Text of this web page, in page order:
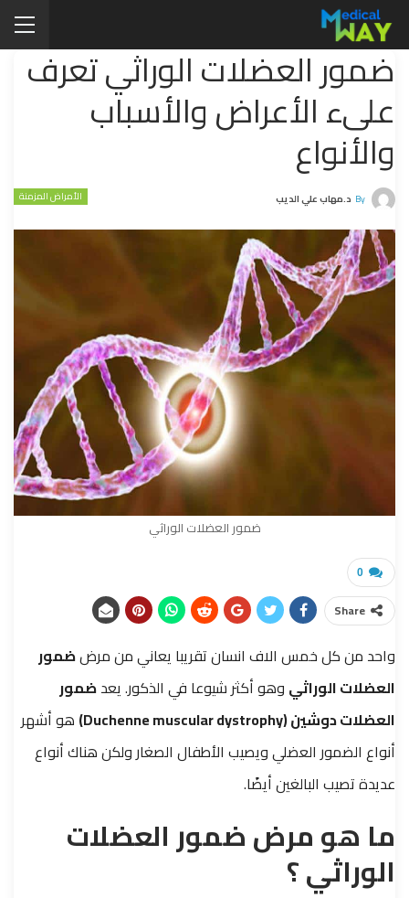
ضمور العضلات الوراثي تعرف
علىء الأعراض والأسباب
والأنواع
الأمراض المزمنة By د.مهاب علي الديب
ضمور العضلات الوراثي
0
Share
واحد من كل خمس الاف انسان تقريبا يعاني من مرضضمور
العضلات الوراثي وهو أكثر شيوعا في الذكور. يعدضمور
العضلات دوشين (Duchenne muscular dystrophy)
هو أشهر
أنواع الضمور العضلي ويصيب الأطفال الصغار ولكن هناك أنواع
عديدة تصيب البالغين أيضًا.
ما هو مرض ضمور العضلات
الوراثي ؟